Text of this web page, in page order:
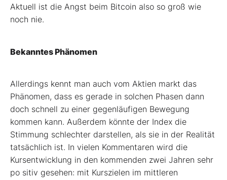
Aktuell ist die Angst beim Bitcoin also so groß wie
noch nie.
Bekanntes Phänomen
Allerdings kennt man auch vom Aktien­ markt das
Phänomen, dass es gerade in solchen Phasen dann
doch schnell zu einer gegenläufigen Bewegung
kommen kann. Außerdem könnte der Index die
Stimmung schlechter darstellen, als sie in der Realität
tatsächlich ist. In vielen Kommentaren wird die
Kursentwicklung in den kommenden zwei Jahren sehr
po­ sitiv gesehen: mit Kurszielen im mittleren